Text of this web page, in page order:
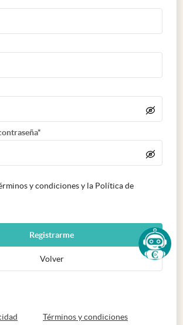
y condiciones y la Política de
Registrarme
Volver
abre en nueva pestaña
Términos y condicionesabre en nueva